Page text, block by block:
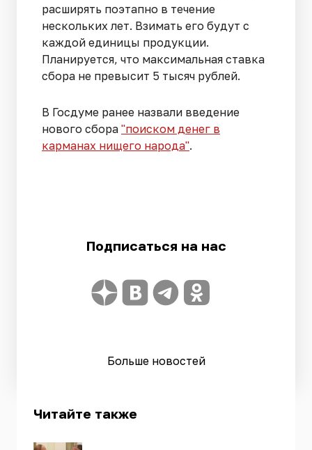
расширять поэтапно в течение
нескольких лет. Взимать его будут с
каждой единицы продукции.
Планируется, что максимальная ставка
сбора не превысит 5 тысяч рублей.
В Госдуме ранее назвали введение
нового сбора "поиском денег в
карманах нищего народа".
Подписаться на нас
Больше новостей
Читайте также